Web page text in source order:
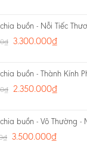
buồn - Nỗi Tiếc
₫ 3.300.000₫
buồn - Thành Kính
₫ 2.350.000₫
buồn - Vô Thường -
₫ 3.500.000₫